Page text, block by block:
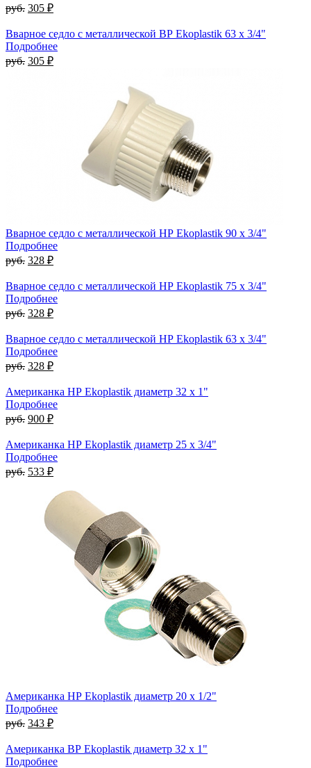
руб. 305 ₽
Вварное седло с металлической ВР Ekoplastik 63 x 3/4"
Подробнее
руб. 305 ₽
Вварное седло с металлической НР Ekoplastik 90 x 3/4"
Подробнее
руб. 328 ₽
Вварное седло с металлической НР Ekoplastik 75 x 3/4"
Подробнее
руб. 328 ₽
Вварное седло с металлической НР Ekoplastik 63 x 3/4"
Подробнее
руб. 328 ₽
Американка НР Ekoplastik диаметр 32 x 1"
Подробнее
руб. 900 ₽
Американка НР Ekoplastik диаметр 25 x 3/4"
Подробнее
руб. 533 ₽
Американка НР Ekoplastik диаметр 20 x 1/2"
Подробнее
руб. 343 ₽
Американка ВР Ekoplastik диаметр 32 x 1"
Подробнее